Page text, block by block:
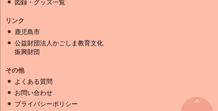
図録・グッズ一覧
リンク
鹿児島市
公益財団法人かごしま教育文化
振興財団
その他
よくある質問
お問い合わせ
プライバシーポリシー